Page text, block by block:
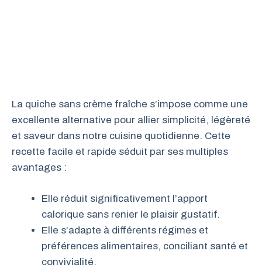
La quiche sans crème fraîche s’impose comme une
excellente alternative pour allier simplicité, légèreté
et saveur dans notre cuisine quotidienne. Cette
recette facile et rapide séduit par ses multiples
avantages :
Elle réduit significativement l’apport
calorique sans renier le plaisir gustatif.
Elle s’adapte à différents régimes et
préférences alimentaires, conciliant santé et
convivialité.